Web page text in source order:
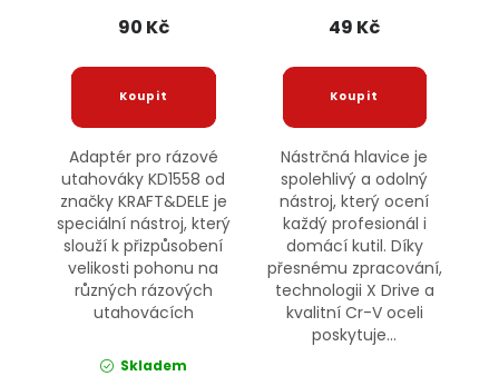
90 Kč
Adaptér pro rázové
utahováky KD1558 od
značky KRAFT&DELE je
speciální nástroj, který
slouží k přizpůsobení
velikosti pohonu na
různých rázových
utahovácích
Skladem
49 Kč
Nástrčná hlavice je
spolehlivý a odolný
nástroj, který ocení
každý profesionál i
domácí kutil. Díky
přesnému zpracování,
technologii X Drive a
kvalitní Cr-V oceli
poskytuje...